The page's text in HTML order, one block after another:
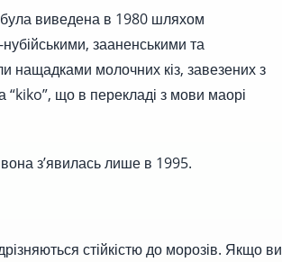
була виведена в 1980 шляхом
зааненськими та
нащадками молочних кіз, завезених з
“kiko”, що в перекладі з мови маорі
з’явилась лише в 1995.
стійкістю до морозів. Якщо ви